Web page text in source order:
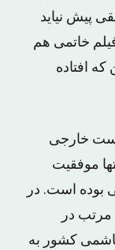
پیش نیاید
خاتمی هم
افتاده
خارجی
موفقیت
بوده است. در
در
کشور به